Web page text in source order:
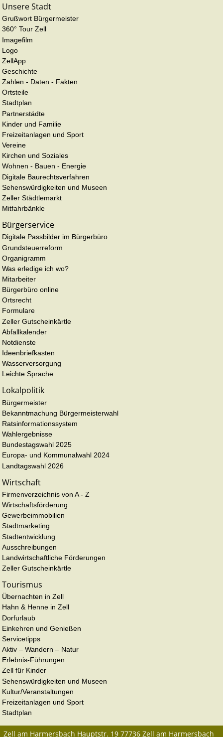
Unsere Stadt
Grußwort Bürgermeister
360° Tour Zell
Imagefilm
Logo
ZellApp
Geschichte
Zahlen - Daten - Fakten
Ortsteile
Stadtplan
Partnerstädte
Kinder und Familie
Freizeitanlagen und Sport
Vereine
Kirchen und Soziales
Wohnen - Bauen - Energie
Digitale Baurechtsverfahren
Sehenswürdigkeiten und Museen
Zeller Städtlemarkt
Mitfahrbänkle
Bürgerservice
Digitale Passbilder im Bürgerbüro
Grundsteuerreform
Organigramm
Was erledige ich wo?
Mitarbeiter
Bürgerbüro online
Ortsrecht
Formulare
Zeller Gutscheinkärtle
Abfallkalender
Notdienste
Ideenbriefkasten
Wasserversorgung
Leichte Sprache
Lokalpolitik
Bürgermeister
Bekanntmachung Bürgermeisterwahl
Ratsinformationssystem
Wahlergebnisse
Bundestagswahl 2025
Europa- und Kommunalwahl 2024
Landtagswahl 2026
Wirtschaft
Firmenverzeichnis von A - Z
Wirtschaftsförderung
Gewerbeimmobilien
Stadtmarketing
Stadtentwicklung
Ausschreibungen
Landwirtschaftliche Förderungen
Zeller Gutscheinkärtle
Tourismus
Übernachten in Zell
Hahn & Henne in Zell
Dorfurlaub
Einkehren und Genießen
Servicetipps
Aktiv – Wandern – Natur
Erlebnis-Führungen
Zell für Kinder
Sehenswürdigkeiten und Museen
Kultur/Veranstaltungen
Freizeitanlagen und Sport
Stadtplan
Zell am Harmersbach Hauptstr. 19 77736 Zell am Harmersbach